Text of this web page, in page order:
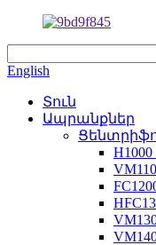
English
Տուն
Ապրանքներ